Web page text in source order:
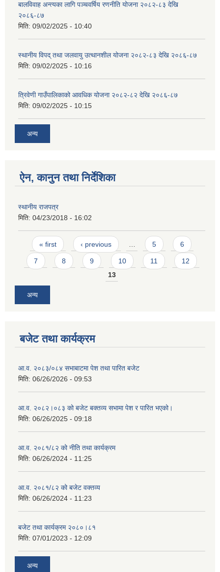
बालविवाह अन्त्यका लागि पञ्चवर्षिय रणनीति योजना २०८२-८३ देखि
२०८६-८७
मिति: 09/02/2025 - 10:40
स्थानीय विपद् तथा जलवायु उत्थानशील योजना २०८२-८३ देखि २०८६-८७
मिति: 09/02/2025 - 10:16
त्रिवेणी गाउँपालिकाको आवधिक योजना २०८२-८२ देखि २०८६-८७
मिति: 09/02/2025 - 10:15
अन्य
ऐन, कानुन तथा निर्देशिका
स्थानीय राजपत्र
मिति: 04/23/2018 - 16:02
Pages
« first ‹ previous … 5 6
7 8 9 10 11
12
13
अन्य
बजेट तथा कार्यक्रम
आ.व. २०८३/०८४ सभाबाटमा पेश तथा पारित बजेट
मिति: 06/26/2026 - 09:53
आ‍.व. २०८२।०८३ को बजेट बक्तव्य सभामा पेश र पारित भएको।
मिति: 06/26/2025 - 09:18
आ.व. २०८१/८२ को नीति तथा कार्यक्रम
मिति: 06/26/2024 - 11:25
आ.व. २०८१/८२ को बजेट वक्तव्य
मिति: 06/26/2024 - 11:23
बजेट तथा कार्यक्रम २०८०।८१
मिति: 07/01/2023 - 12:09
अन्य